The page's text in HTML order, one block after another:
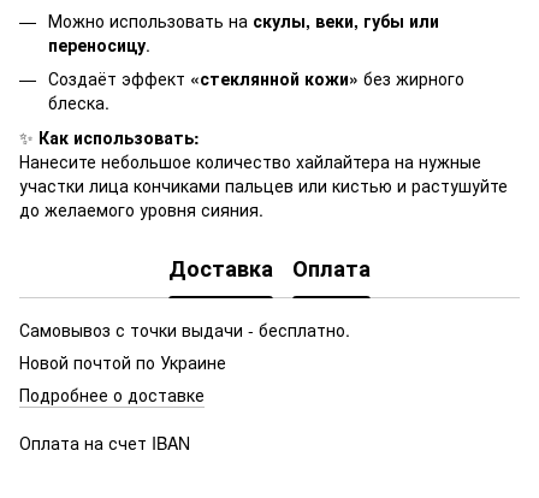
Можно использовать на скулы, веки, губы или
переносицу.
Создаёт эффект «стеклянной кожи» без жирного
блеска.
✨ Как использовать:
Нанесите небольшое количество хайлайтера на нужные
участки лица кончиками пальцев или кистью и растушуйте
до желаемого уровня сияния.
Доставка Оплата
Самовывоз с точки выдачи - бесплатно.
Новой почтой по Украине
Подробнее о доставке
Оплата на счет IBAN